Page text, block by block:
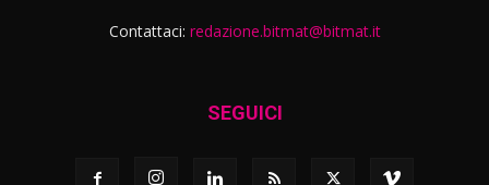
Contattaci: redazione.bitmat@bitmat.it
SEGUICI